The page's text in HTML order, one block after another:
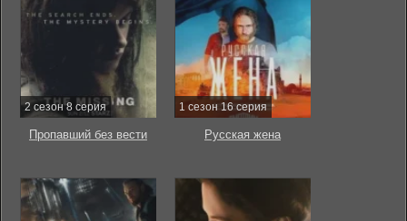
2 сезон 8 серия
Пропавший без вести
1 сезон 16 серия
Русская жена